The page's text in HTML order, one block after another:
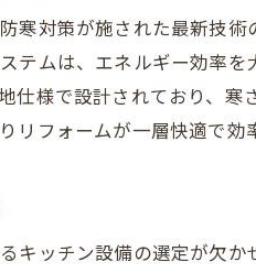
寒対策が施された最新技
テムは、エネルギー効率
仕様で設計されており、
フォームが一層快適で効
キッチン設備の選定が欠